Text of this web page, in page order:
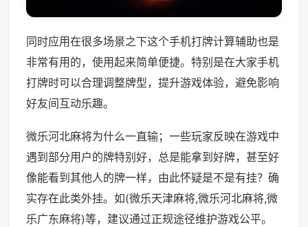
同时应用在很多场景之下这个手机打牌计算辅助也是
非常有用的，使用起来简单便捷。特别是在大家手机
打牌时可以合理调整牌型，提升游戏体验，避免影响
好友间互动乐趣。
微乐河北麻将为什么一直输；一些玩家反映在游戏中
遇到部分用户的牌特别好，总是能拿到好牌，甚至好
像能看到其他人的牌一样，由此怀疑是不是有挂？确
实存在此类外挂。如(微乐天津麻将,微乐河北麻将,微
乐广东麻将)等，建议通过正规途径维护游戏公平。